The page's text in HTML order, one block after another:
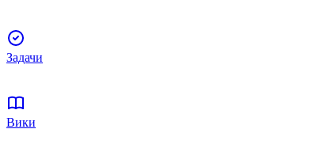
Задачи
Вики